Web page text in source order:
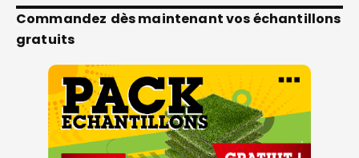
Commandez dès maintenant vos échantillons
gratuits